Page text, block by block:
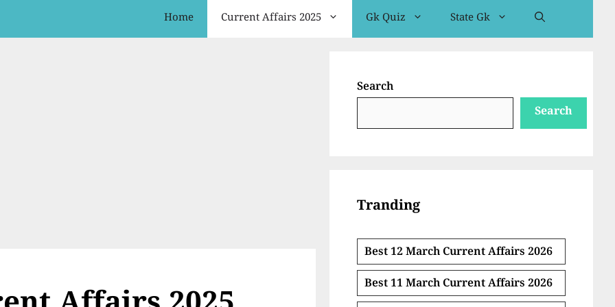
Home Current Affairs 2025 Gk Quiz State Gk
Search
Search
Tranding
Best 12 March Current Affairs 2026
Best 11 March Current Affairs 2026